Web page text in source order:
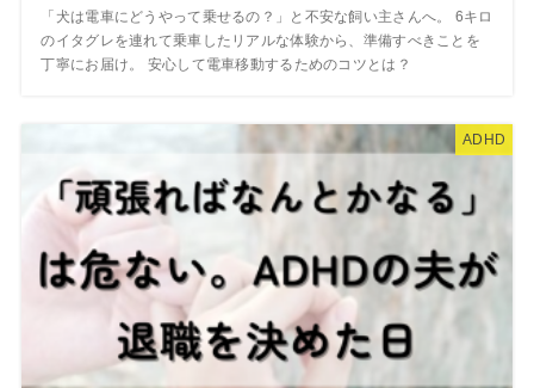
「犬は電車にどうやって乗せるの？」と不安な飼い主さんへ。 6キロ
のイタグレを連れて乗車したリアルな体験から、準備すべきことを
丁寧にお届け。 安心して電車移動するためのコツとは？
ADHD